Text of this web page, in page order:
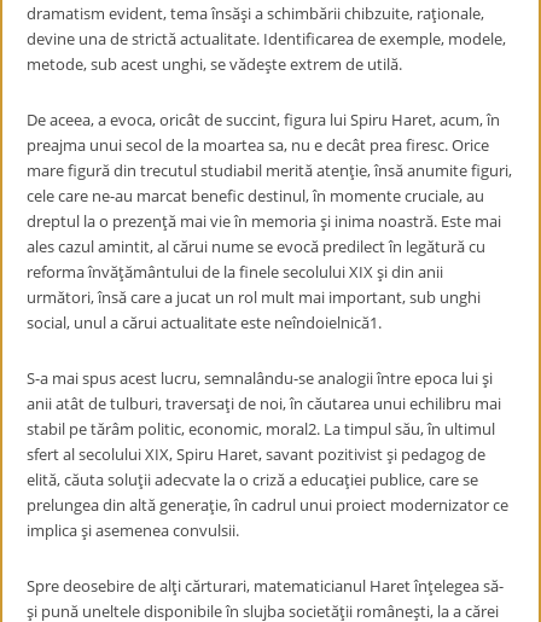
dramatism evident, tema însăşi a schimbării chibzuite, raţionale,
devine una de strictă actualitate. Identificarea de exemple, modele,
metode, sub acest unghi, se vădeşte extrem de utilă.
De aceea, a evoca, oricât de succint, figura lui Spiru Haret, acum, în
preajma unui secol de la moartea sa, nu e decât prea firesc. Orice
mare figură din trecutul studiabil merită atenţie, însă anumite figuri,
cele care ne-au marcat benefic destinul, în momente cruciale, au
dreptul la o prezenţă mai vie în memoria şi inima noastră. Este mai
ales cazul amintit, al cărui nume se evocă predilect în legătură cu
reforma învăţământului de la finele secolului XIX şi din anii
următori, însă care a jucat un rol mult mai important, sub unghi
social, unul a cărui actualitate este neîndoielnică1.
S-a mai spus acest lucru, semnalându-se analogii între epoca lui şi
anii atât de tulburi, traversaţi de noi, în căutarea unui echilibru mai
stabil pe tărâm politic, economic, moral2. La timpul său, în ultimul
sfert al secolului XIX, Spiru Haret, savant pozitivist şi pedagog de
elită, căuta soluţii adecvate la o criză a educaţiei publice, care se
prelungea din altă generaţie, în cadrul unui proiect modernizator ce
implica şi asemenea convulsii.
Spre deosebire de alţi cărturari, matematicianul Haret înţelegea să-
şi pună uneltele disponibile în slujba societăţii româneşti, la a cărei